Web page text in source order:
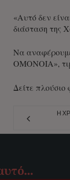
«Αυτό δεν
διάσταση της
Να
ΟΜΟΝΟΙΑ»,
Δείτε πλούσιο
Η